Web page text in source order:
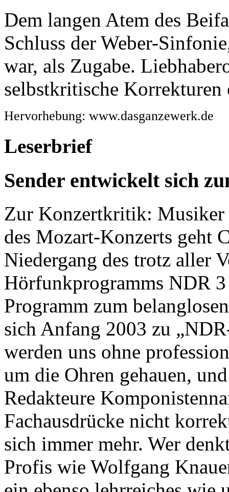
Dem langen Atem des
Schluss der Weber-
war, als Zugabe.
selbstkritische Korrekturen
Hervorhebung: www.dasganzewerk.de
Leserbrief
Sender entwickelt sich
Zur Konzertkritik: Musiker
des Mozart-Konzerts geht
Niedergang des trotz aller
Hörfunkprogramms NDR
Programm zum
sich Anfang 2003 zu
werden uns ohne
um die Ohren gehauen,
Redakteure
Fachausdrücke nicht
sich immer mehr. Wer
Profis wie Wolfgang